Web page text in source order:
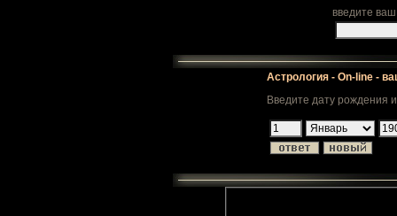
введите
Астрология - On-line -
Введите дату рождения